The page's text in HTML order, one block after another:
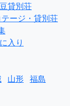
貸別荘
ージ・貸別荘
入り
山形 福島